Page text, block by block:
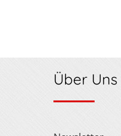
Über Uns